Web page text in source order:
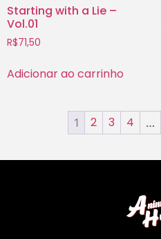
Starting with a Lie –
Vol.01
R$71,50
Adicionar ao carrinho
1 2 3 4 …